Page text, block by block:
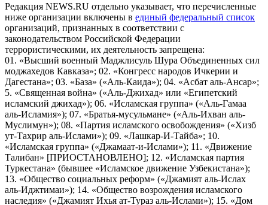
Редакция NEWS.RU отдельно указывает, что перечисленные
ниже организации включены в единый федеральный список
организаций, признанных в соответствии с
законодательством Российской Федерации
террористическими, их деятельность запрещена:
01. «Высший военный Маджлисуль Шура Объединенных сил
моджахедов Кавказа»; 02. «Конгресс народов Ичкерии и
Дагестана»; 03. «База» («Аль-Каида»); 04. «Асбат аль-Ансар»;
5. «Священная война» («Аль-Джихад» или «Египетский
исламский джихад»); 06. «Исламская группа» («Аль-Гамаа
аль-Исламия»); 07. «Братья-мусульмане» («Аль-Ихван аль-
Муслимун»); 08. «Партия исламского освобождения» («Хизб
ут-Тахрир аль-Ислами»); 09. «Лашкар-И-Тайба»; 10.
«Исламская группа» («Джамаат-и-Ислами»); 11. «Движение
Талибан» [ПРИОСТАНОВЛЕНО]; 12. «Исламская партия
Туркестана» (бывшее «Исламское движение Узбекистана»);
13. «Общество социальных реформ» («Джамият аль-Ислах
аль-Иджтимаи»); 14. «Общество возрождения исламского
наследия» («Джамият Ихья ат-Тураз аль-Ислами»); 15. «Дом